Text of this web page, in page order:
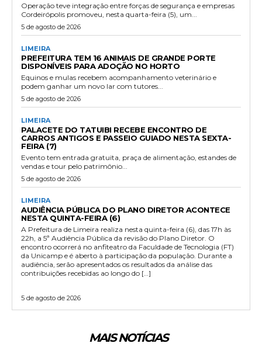
Operação teve integração entre forças de segurança e empresas
Cordeirópolis promoveu, nesta quarta-feira (5), um...
5 de agosto de 2026
LIMEIRA
PREFEITURA TEM 16 ANIMAIS DE GRANDE PORTE
DISPONÍVEIS PARA ADOÇÃO NO HORTO
Equinos e mulas recebem acompanhamento veterinário e
podem ganhar um novo lar com tutores...
5 de agosto de 2026
LIMEIRA
PALACETE DO TATUIBI RECEBE ENCONTRO DE
CARROS ANTIGOS E PASSEIO GUIADO NESTA SEXTA-
FEIRA (7)
Evento tem entrada gratuita, praça de alimentação, estandes de
vendas e tour pelo patrimônio...
5 de agosto de 2026
LIMEIRA
AUDIÊNCIA PÚBLICA DO PLANO DIRETOR ACONTECE
NESTA QUINTA-FEIRA (6)
A Prefeitura de Limeira realiza nesta quinta-feira (6), das 17h às
22h, a 5ª Audiência Pública da revisão do Plano Diretor. O
encontro ocorrerá no anfiteatro da Faculdade de Tecnologia (FT)
da Unicamp e é aberto à participação da população. Durante a
audiência, serão apresentados os resultados da análise das
contribuições recebidas ao longo do […]
5 de agosto de 2026
MAIS NOTÍCIAS